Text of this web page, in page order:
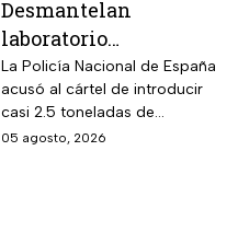
Desmantelan
laboratorio
clandestino del CJNG
en Cataluña, España;
detienen a 13
personas
La Policía Nacional de España
acusó al cártel de introducir
casi 2.5 toneladas de
metanfetaminas procedente
05 agosto, 2026